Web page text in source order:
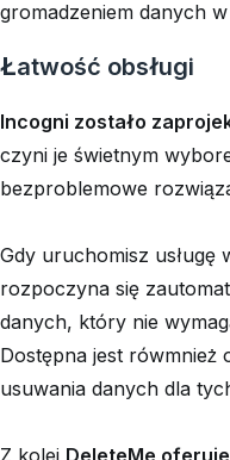
gromadzeniem danych
Łatwość obsługi
Incogni zostało
czyni je świetnym
bezproblemowe
Gdy uruchomisz
rozpoczyna się
danych, który nie
Dostępna jest rówmnież
usuwania danych dla
Z kolei DeleteMe